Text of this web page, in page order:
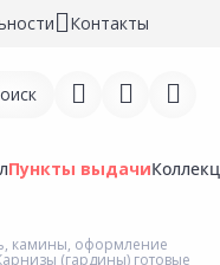
Контакты
Пункты выдачи
камины, оформление
(гардины) готовые